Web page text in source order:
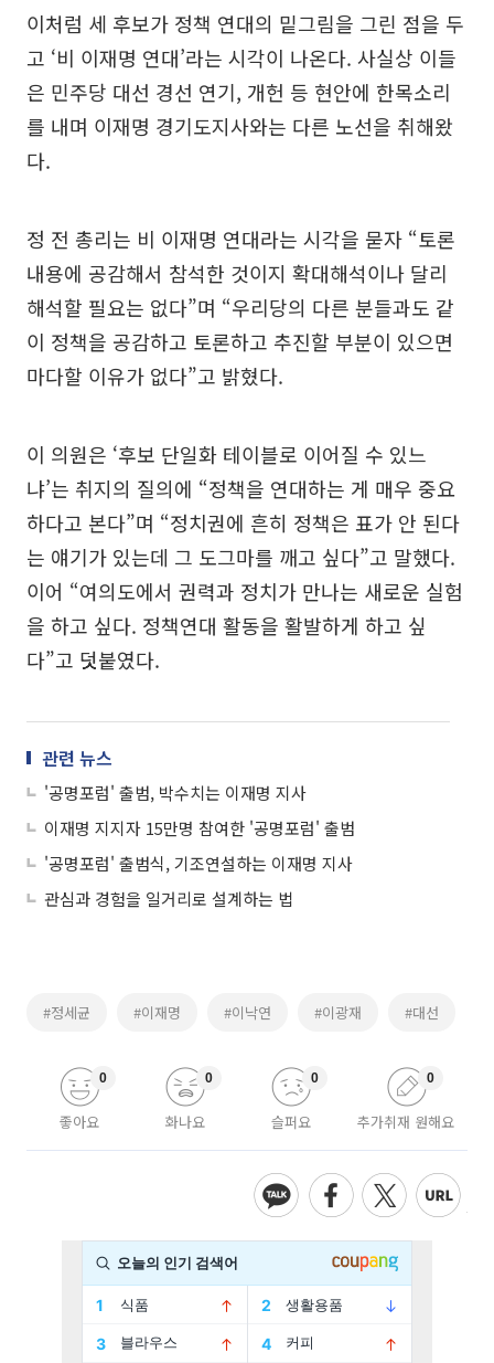
이처럼 세 후보가 정책 연대의 밑그림을 그린 점을 두
고 ‘비 이재명 연대’라는 시각이 나온다. 사실상 이들
은 민주당 대선 경선 연기, 개헌 등 현안에 한목소리
를 내며 이재명 경기도지사와는 다른 노선을 취해왔
다.
정 전 총리는 비 이재명 연대라는 시각을 묻자 “토론
내용에 공감해서 참석한 것이지 확대해석이나 달리
해석할 필요는 없다”며 “우리당의 다른 분들과도 같
이 정책을 공감하고 토론하고 추진할 부분이 있으면
마다할 이유가 없다”고 밝혔다.
이 의원은 ‘후보 단일화 테이블로 이어질 수 있느
냐’는 취지의 질의에 “정책을 연대하는 게 매우 중요
하다고 본다”며 “정치권에 흔히 정책은 표가 안 된다
는 얘기가 있는데 그 도그마를 깨고 싶다”고 말했다.
이어 “여의도에서 권력과 정치가 만나는 새로운 실험
을 하고 싶다. 정책연대 활동을 활발하게 하고 싶
다”고 덧붙였다.
관련 뉴스
'공명포럼' 출범, 박수치는 이재명 지사
이재명 지지자 15만명 참여한 '공명포럼' 출범
'공명포럼' 출범식, 기조연설하는 이재명 지사
관심과 경험을 일거리로 설계하는 법
#정세균 #이재명 #이낙연 #이광재 #대선
좋아요
0
화나요
0
슬퍼요
0
추가취재 원해요
0